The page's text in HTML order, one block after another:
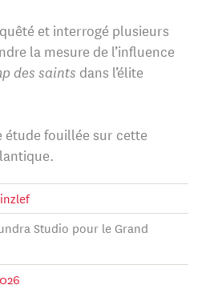
et interrogé plusieurs
la mesure de l’influence
des saints dans l’élite
étude fouillée sur cette
Studio pour le Grand